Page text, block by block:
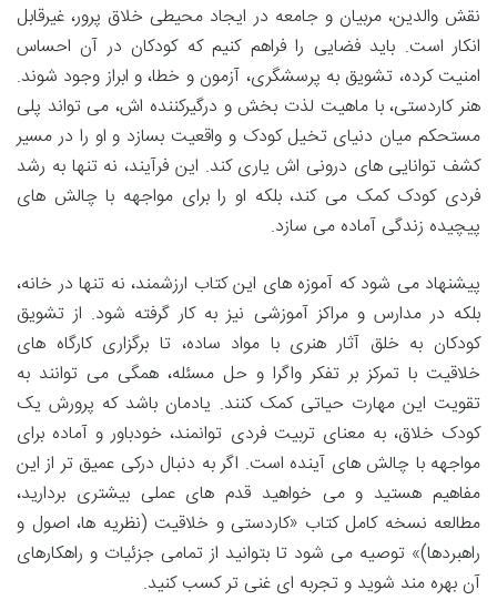
نقش والدین، مربیان و جامعه در ایجاد محیطی خلاق پرور، غیرقابل
انکار است. باید فضایی را فراهم کنیم که کودکان در آن احساس
امنیت کرده، تشویق به پرسشگری، آزمون و خطا، و ابراز وجود شوند.
هنر کاردستی، با ماهیت لذت بخش و درگیرکننده اش، می تواند پلی
مستحکم میان دنیای تخیل کودک و واقعیت بسازد و او را در مسیر
کشف توانایی های درونی اش یاری کند. این فرآیند، نه تنها به رشد
فردی کودک کمک می کند، بلکه او را برای مواجهه با چالش های
پیچیده زندگی آماده می سازد.
پیشنهاد می شود که آموزه های این کتاب ارزشمند، نه تنها در خانه،
بلکه در مدارس و مراکز آموزشی نیز به کار گرفته شود. از تشویق
کودکان به خلق آثار هنری با مواد ساده، تا برگزاری کارگاه های
خلاقیت با تمرکز بر تفکر واگرا و حل مسئله، همگی می توانند به
تقویت این مهارت حیاتی کمک کنند. یادمان باشد که پرورش یک
کودک خلاق، به معنای تربیت فردی توانمند، خودباور و آماده برای
مواجهه با چالش های آینده است. اگر به دنبال درکی عمیق تر از این
مفاهیم هستید و می خواهید قدم های عملی بیشتری بردارید،
مطالعه نسخه کامل کتاب «کاردستی و خلاقیت (نظریه ها، اصول و
راهبردها)» توصیه می شود تا بتوانید از تمامی جزئیات و راهکارهای
آن بهره مند شوید و تجربه ای غنی تر کسب کنید.